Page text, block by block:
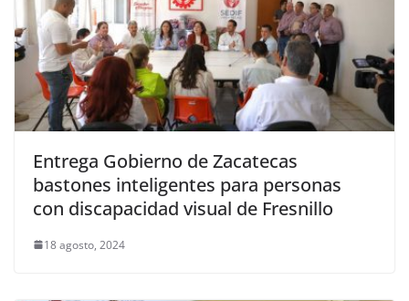
Entrega Gobierno de Zacatecas
bastones inteligentes para personas
con discapacidad visual de Fresnillo
18 agosto, 2024